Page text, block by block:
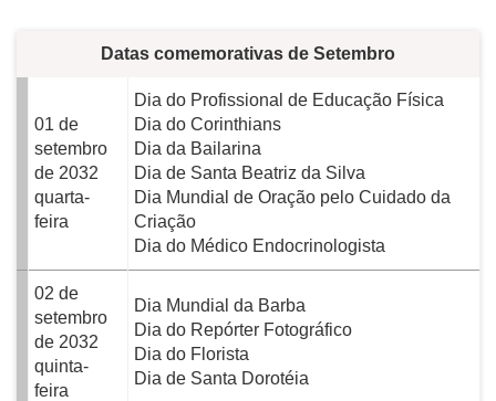
Datas comemorativas de Setembro
01 de
setembro
de 2032
quarta-
feira
Dia do Profissional de Educação Física
Dia do Corinthians
Dia da Bailarina
Dia de Santa Beatriz da Silva
Dia Mundial de Oração pelo Cuidado da
Criação
Dia do Médico Endocrinologista
02 de
setembro
de 2032
quinta-
feira
Dia Mundial da Barba
Dia do Repórter Fotográfico
Dia do Florista
Dia de Santa Dorotéia